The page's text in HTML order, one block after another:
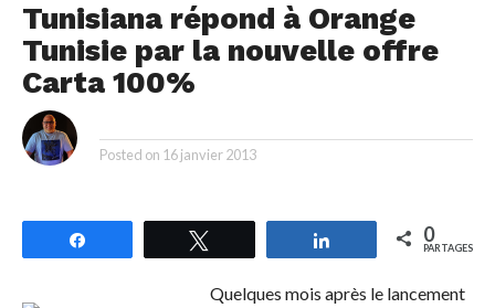
Tunisiana répond à Orange
Tunisie par la nouvelle offre
Carta 100%
Posted on 16 janvier 2013
Partagez 0
PARTAGES
Quelques mois après le lancement